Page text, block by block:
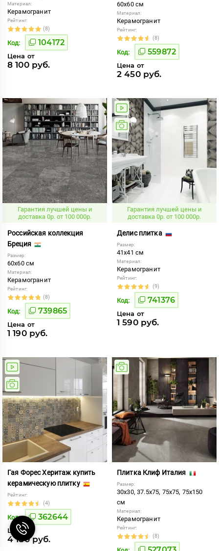
Материал:
Керамогранит
Рейтинг:
(8)
Код: 104172
Цена от
8 100 руб.
60x60 см
Материал:
Керамогранит
Рейтинг:
(8)
Код: 559872
Цена от
2 450 руб.
Гарантия лучшей цены и
доставка 0р. от 100 000р.
Российская коллекция
Бреция
Размер:
60x60 см
Материал:
Керамогранит
Рейтинг:
(8)
Код: 739865
Цена от
1 190 руб.
Гарантия лучшей цены и
доставка 0р. от 100 000р.
Делис плитка
Размер:
41x41 см
Материал:
Керамогранит
Рейтинг:
(9)
Код: 741376
Цена от
1 590 руб.
Гая Форес Херитаж купить
керамическую плитку
Рейтинг:
(4)
Код: 362644
Цена от
4 180 руб.
Плитка Клиф Италия
Размер:
30x30, 37.5x75, 75x75, 75x150
см
Материал:
Керамогранит
Рейтинг:
(8)